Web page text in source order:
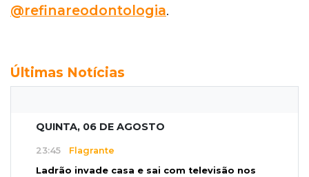
@refinareodontologia.
Últimas Notícias
QUINTA, 06 DE AGOSTO
23:45 Flagrante
Ladrão invade casa e sai com televisão nos